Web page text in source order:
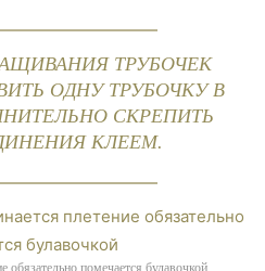
ТРУБОЧЕК
ОДНУ ТРУБОЧКУ В
СКРЕПИТЬ
КЛЕЕМ.
обязательно помечается булавочкой